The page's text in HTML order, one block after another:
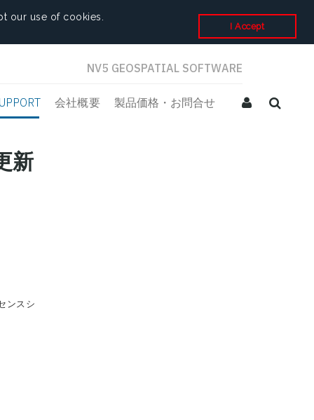
our use of cookies.
I Accept
NV5 GEOSPATIAL SOFTWARE
会社概要 製品価格・お問合せ
新
ンスシ